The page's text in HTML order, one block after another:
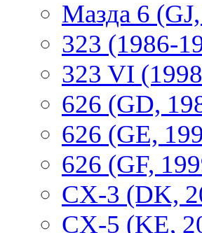
Мазда 6
323 (1986-
323 VI
626 (GD,
626 (GE,
626 (GF,
CX-3 (DK,
CX-5 (KE,